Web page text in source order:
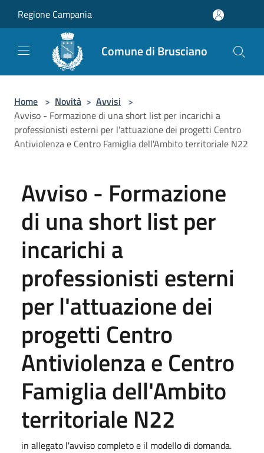
Regione Campania
Comune di Brusciano
Home > Novità > Avvisi >
Avviso - Formazione di una short list per incarichi a
professionisti esterni per l'attuazione dei progetti Centro
Antiviolenza e Centro Famiglia dell'Ambito territoriale N22
Avviso - Formazione
di una short list per
incarichi a
professionisti esterni
per l'attuazione dei
progetti Centro
Antiviolenza e Centro
Famiglia dell'Ambito
territoriale N22
in allegato l'avviso completo e il modello di domanda.